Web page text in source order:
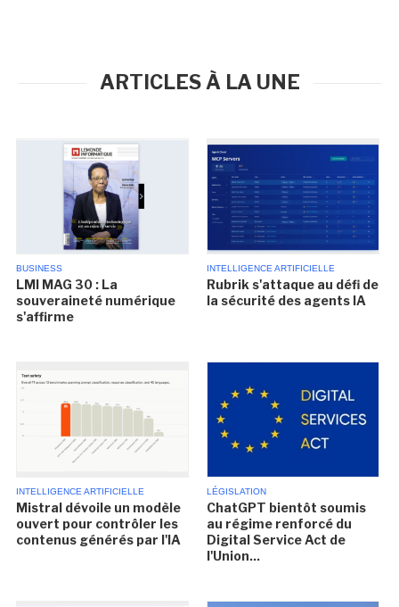
ARTICLES À LA UNE
BUSINESS
LMI MAG 30 : La
souveraineté numérique
s'affirme
INTELLIGENCE ARTIFICIELLE
Rubrik s'attaque au défi de
la sécurité des agents IA
INTELLIGENCE ARTIFICIELLE
Mistral dévoile un modèle
ouvert pour contrôler les
contenus générés par l'IA
LÉGISLATION
ChatGPT bientôt soumis
au régime renforcé du
Digital Service Act de
l'Union...